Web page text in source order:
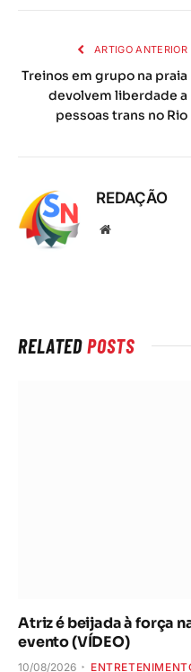
ARTIGO ANTERIOR
Treinos em grupo na praia
devolvem liberdade a
pessoas trans no Rio
REDAÇÃO
Local
RELATEDPOSTS
Atriz é beijada à força
evento (VÍDEO)
10/08/2026